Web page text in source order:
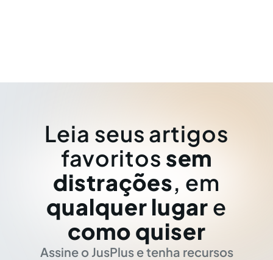
Leia seus artigos
favoritos sem
distrações, em
qualquer lugar e
como quiser
Assine o JusPlus e tenha recursos